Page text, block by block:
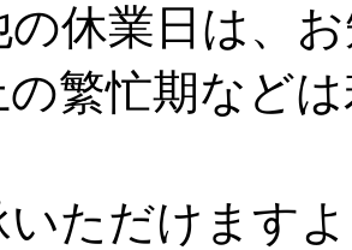
の休業日は、
繁忙期など
ただけます